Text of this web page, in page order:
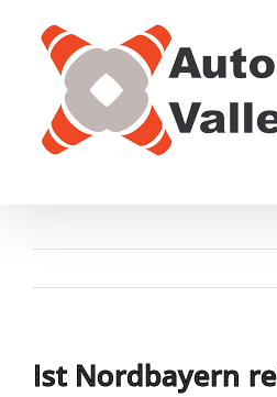
Inhalt
springen
Ist Nordbayern